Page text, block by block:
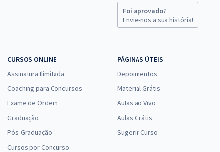
à vista
31,32
Orientações para o TAF
à vista
R$46,66
Foi aprovado?
Envie-nos a sua história!
CURSOS ONLINE
Assinatura Ilimitada
Coaching para Concursos
Exame de Ordem
Graduação
Pós-Graduação
Cursos por Concurso
PÁGINAS ÚTEIS
Depoimentos
Material Grátis
Aulas ao Vivo
Aulas Grátis
Sugerir Curso